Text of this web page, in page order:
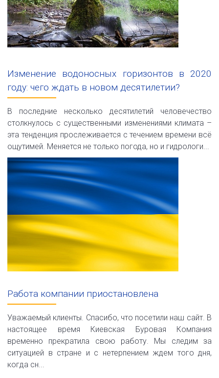
Изменение водоносных горизонтов в 2020
году: чего ждать в новом десятилетии?
В последние несколько десятилетий человечество
столкнулось с существенными изменениями климата –
эта тенденция прослеживается с течением времени всё
ощутимей. Меняется не только погода, но и гидрологи...
Работа компании приостановлена
Уважаемый клиенты. Спасибо, что посетили наш сайт. В
настоящее время Киевская Буровая Компания
временно прекратила свою работу. Мы следим за
ситуацией в стране и с нетерпением ждем того дня,
когда сн...